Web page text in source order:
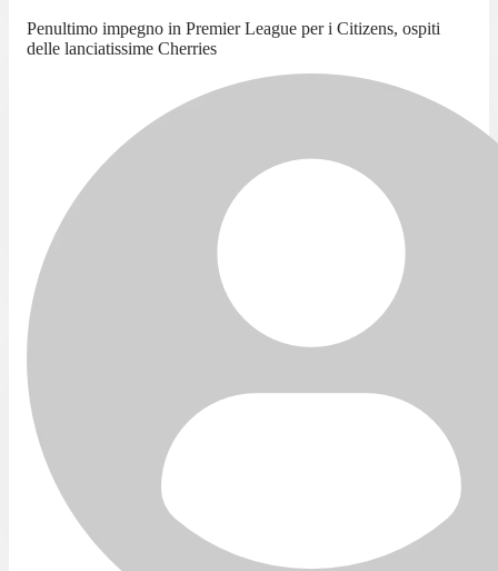
Penultimo impegno in Premier League per i Citizens, ospiti
delle lanciatissime Cherries